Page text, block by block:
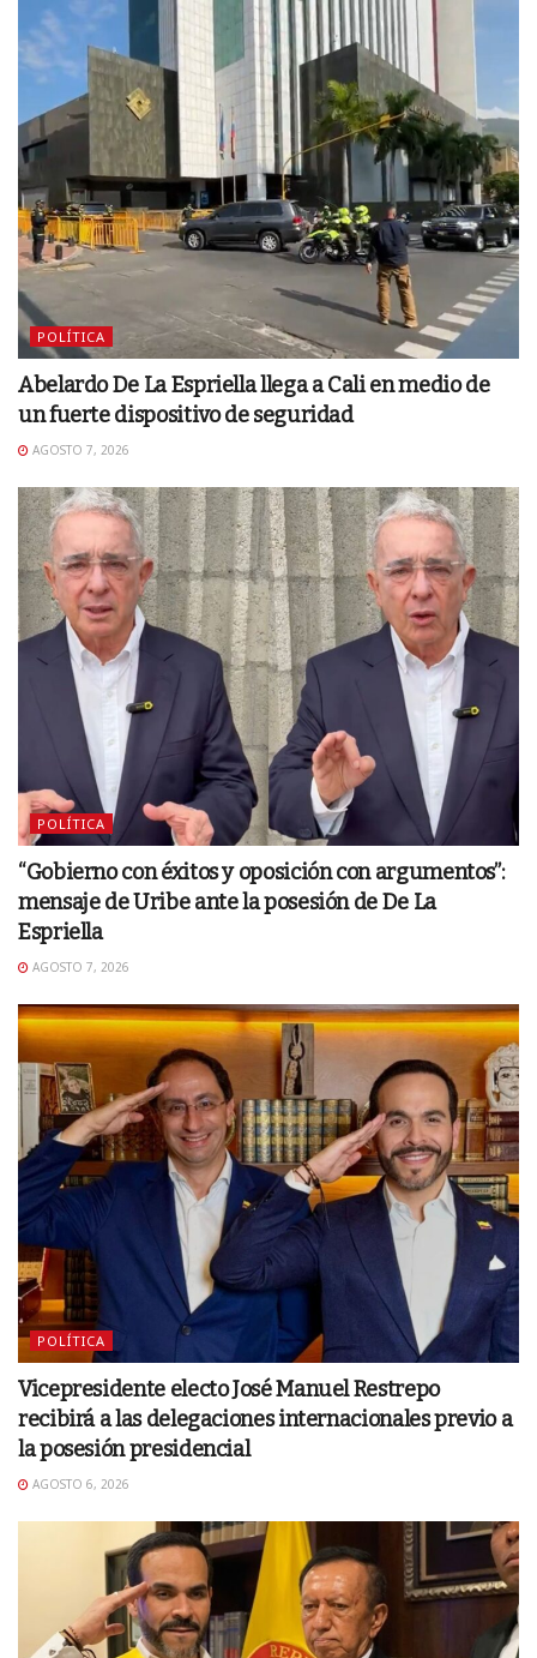
POLÍTICA
Abelardo De La Espriella llega a Cali en medio de
un fuerte dispositivo de seguridad
AGOSTO 7, 2026
POLÍTICA
“Gobierno con éxitos y oposición con argumentos”:
mensaje de Uribe ante la posesión de De La
Espriella
AGOSTO 7, 2026
POLÍTICA
Vicepresidente electo José Manuel Restrepo
recibirá a las delegaciones internacionales previo a
la posesión presidencial
AGOSTO 6, 2026